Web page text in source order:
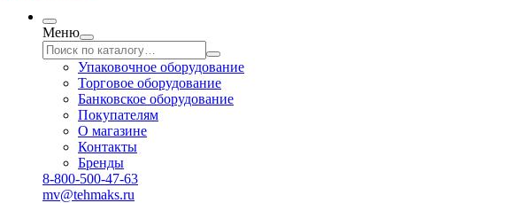
Меню
Упаковочное оборудование
Торговое оборудование
Банковское оборудование
Покупателям
О магазине
Контакты
Бренды
8-800-500-47-63
mv@tehmaks.ru